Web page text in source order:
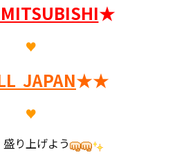
★
♥
JAPAN★★
♥
り上げよう